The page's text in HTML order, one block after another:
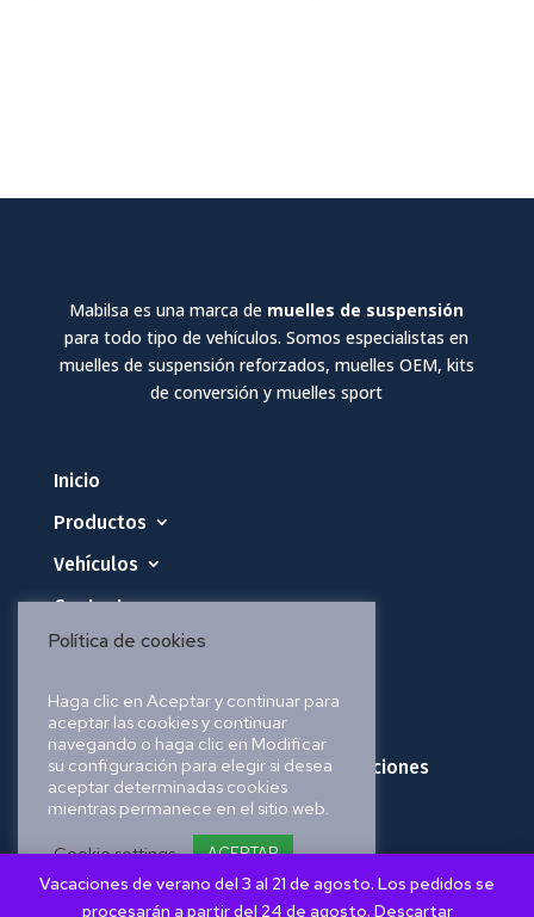
Vacaciones de verano del 3 al 21 de agosto. Los pedidos se
procesarán a partir del 24 de agosto. Descartar
Mabilsa es una marca de muelles de suspensión
para todo tipo de vehículos. Somos especialistas en
muelles de suspensión reforzados, muelles OEM, kits
de conversión y muelles sport
Inicio
Productos
Vehículos
Contacto
Política de cookies
Política de envíos, pedidos y devoluciones
Aviso legal
Política de cookies
Haga clic en Aceptar y continuar para
aceptar las cookies y continuar
navegando o haga clic en Modificar
su configuración para elegir si desea
aceptar determinadas cookies
mientras permanece en el sitio web.
Cookie settings
ACEPTAR